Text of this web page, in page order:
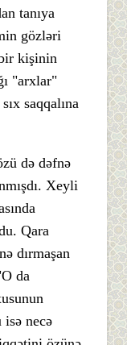
tanıya
gözləri
bir kişinin
"arxlar"
saqqalına
də dəfnə
Xeyli
Qara
dırmaşan
da
isə necə